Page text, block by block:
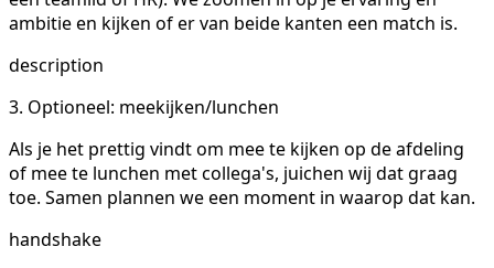
ambitie en kijken of er van beide kanten een match is.
description
3. Optioneel: meekijken/lunchen
Als je het prettig vindt om mee te kijken op de afdeling
of mee te lunchen met collega's, juichen wij dat graag
toe. Samen plannen we een moment in waarop dat kan.
handshake